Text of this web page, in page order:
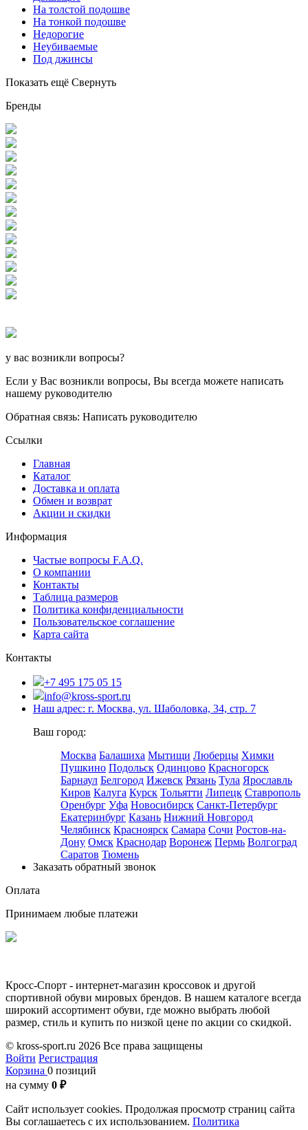
На толстой подошве
На тонкой подошве
Недорогие
Неубиваемые
Под джинсы
Показать ещё Свернуть
Бренды
у вас возникли вопросы?
Если у Вас возникли вопросы, Вы всегда можете написать
нашему руководителю
Обратная связь: Написать руководителю
Ссылки
Главная
Каталог
Доставка и оплата
Обмен и возврат
Акции и скидки
Информация
Частые вопросы F.A.Q.
О компании
Контакты
Таблица размеров
Политика конфиденциальности
Пользовательское соглашение
Карта сайта
Контакты
+7 495 175 05 15
info@kross-sport.ru
Наш адрес: г. Москва, ул. Шаболовка, 34, стр. 7
Ваш город:
Москва Балашиха Мытищи Люберцы Химки
Пушкино Подольск Одинцово Красногорск
Барнаул Белгород Ижевск Рязань Тула Ярославль
Киров Калуга Курск Тольятти Липецк Ставрополь
Оренбург Уфа Новосибирск Санкт-Петербург
Екатеринбург Казань Нижний Новгород
Челябинск Красноярск Самара Сочи Ростов-на-
Дону Омск Краснодар Воронеж Пермь Волгоград
Саратов Тюмень
Заказать обратный звонок
Оплата
Принимаем любые платежи
Кросс-Спорт - интернет-магазин кроссовок и другой
спортивной обуви мировых брендов. В нашем каталоге всегда
широкий ассортимент обуви, где можно выбрать любой
размер, стиль и купить по низкой цене по акции со скидкой.
© kross-sport.ru 2026 Все права защищены
Войти Регистрация
Корзина 0 позиций
на сумму 0 ₽
Сайт использует cookies. Продолжая просмотр страниц сайта
Вы соглашаетесь с их использованием. Политика